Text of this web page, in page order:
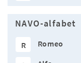
NAVO-alfabet
R Romeo